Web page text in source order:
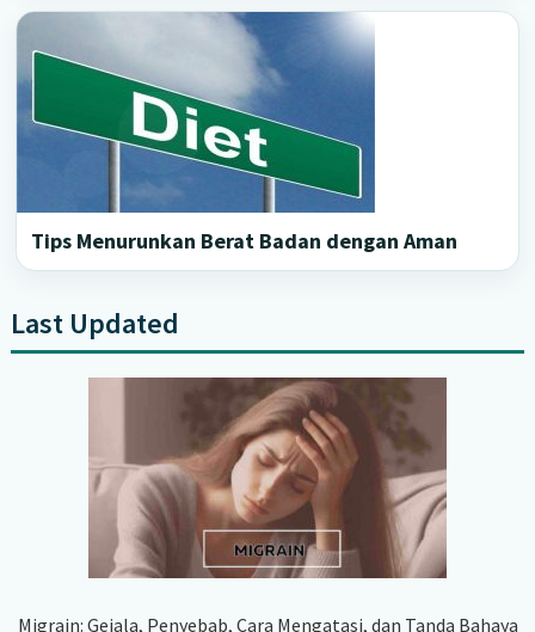
Tips Menurunkan Berat Badan dengan Aman
Primary
Sidebar
Last Updated
Migrain: Gejala, Penyebab, Cara Mengatasi, dan Tanda Bahaya